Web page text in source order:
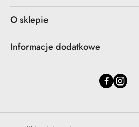
O sklepie
Informacje dodatkowe